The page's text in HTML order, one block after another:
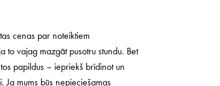
cenas par noteiktiem
to vajag mazgāt pusotru stundu. Bet
papildus – iepriekš brīdinot un
Ja mums būs nepieciešamas